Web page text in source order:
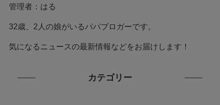
管理者：はる
32歳、2人の娘がいるパパブロガーです。
気になるニュースの最新情報などをお届けします！
カテゴリー